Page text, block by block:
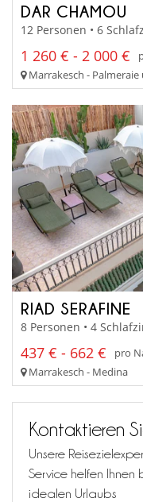
DAR CHAMOU
12 Personen • 6
1 260 € - 2 000 €
Marrakesch -
RIAD SERAFINE
8 Personen • 4
437 € - 662 € pro
Marrakesch - Medina
Kontaktieren
Unsere
Service helfen
idealen Urlaubs